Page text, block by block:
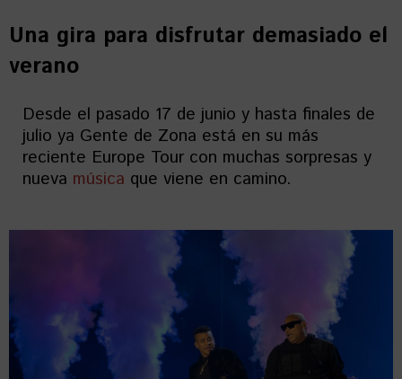
Una gira para disfrutar demasiado el
verano
Desde el pasado 17 de junio y hasta finales de
julio ya Gente de Zona está en su más
reciente Europe Tour con muchas sorpresas y
nueva música que viene en camino.